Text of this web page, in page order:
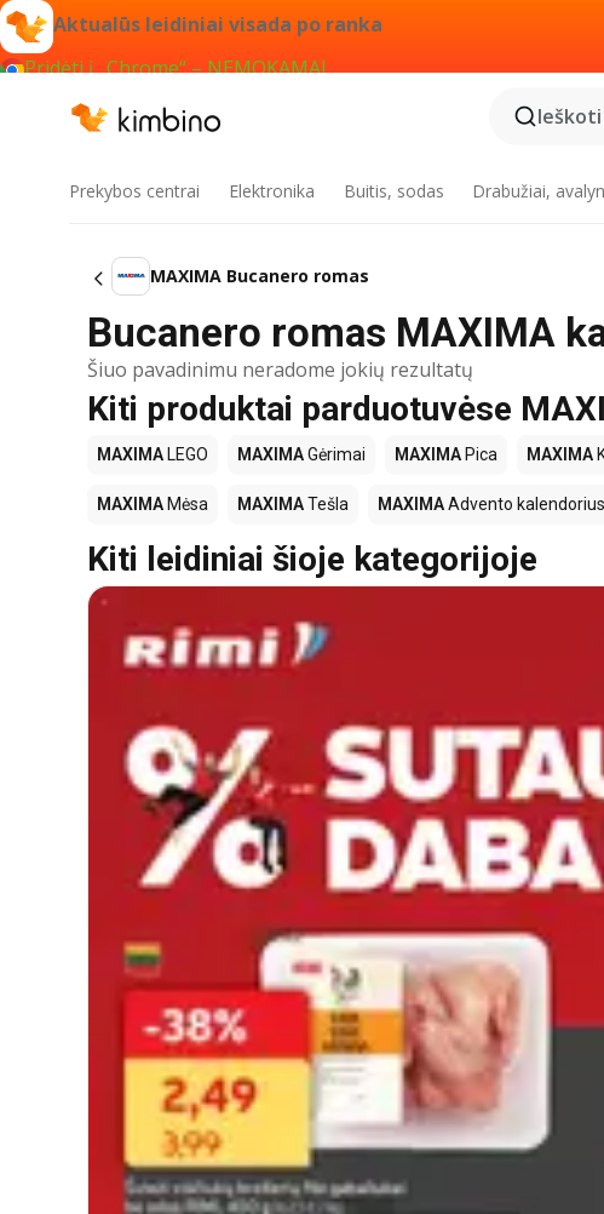
Aktualūs leidiniai visada po ranka
Pridėti į „Chrome“ – NEMOKAMAI
Prekybos centrai Elektronika Buitis, sodas Drabužiai,
MAXIMA Bucanero romas
Bucanero romas MAXIMA
Šiuo pavadinimu neradome jokių rezultatų
Kiti produktai parduotuvėse
MAXIMA LEGO MAXIMAGėrimai MAXIMA Pica MAXIMA
MAXIMA Mėsa MAXIMATešla MAXIMAAdvento kalendorius
Kiti leidiniai šioje kategorijoje